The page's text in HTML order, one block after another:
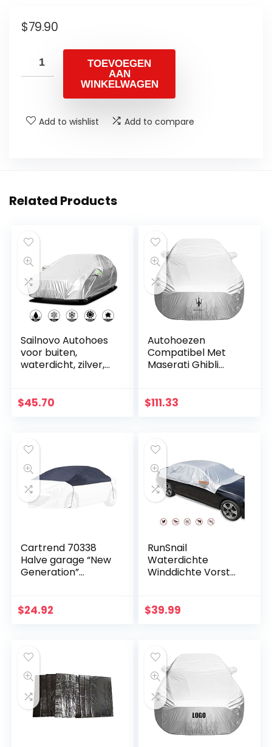
$79.90
TOEVOEGEN
AAN
WINKELWAGEN
Add to wishlist Add to compare
Related Products
Sailnovo Autohoes
voor buiten,
waterdicht, zilver,
sneeuw en krassen
$45.70
Autohoezen
Compatibel Met
Maserati Ghibli
Shamal Car Cover
$111.33
Cartrend 70338
Halve garage “New
Generation”
andere modellen,
$24.92
RunSnail
Waterdichte
Winddichte Vorst
Autohoes Met
$39.99